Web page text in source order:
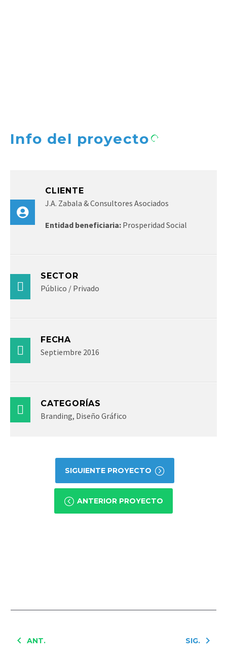
Info del proyecto
CLIENTE
J.A. Zabala & Consultores Asociados
Entidad beneficiaria: Prosperidad Social
SECTOR
Público / Privado
FECHA
Septiembre 2016
CATEGORÍAS
Branding, Diseño Gráfico
SIGUIENTE PROYECTO
ANTERIOR PROYECTO
ANT. SIG.